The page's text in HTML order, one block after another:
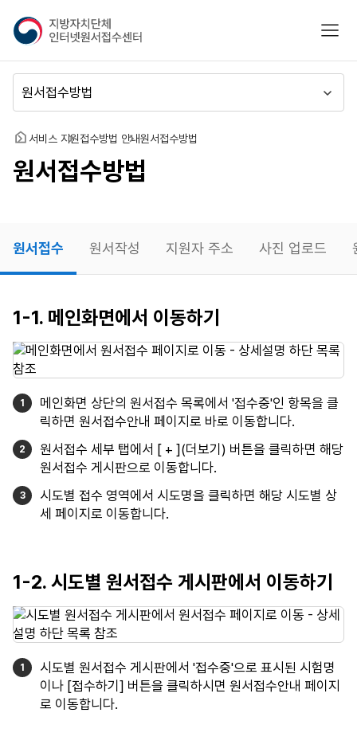
지
방
자
치
단
체
인
넷
원
수
센
터
모바
뉴
동
홈 서비스 지원접수방법 안내원서접수방법
원서접수방법
원서접수 원서작성 지원자 주소 사진 업로드
원서접수
1-1. 메인화면에서 이동하기
메인화면 상단의 원서접수 목록에서 '접수중'인 항목을 클
릭하면 원서접수안내 페이지로 바로 이동합니다.
원서접수 세부 탭에서 [ + ](더보기) 버튼을 클릭하면 해당
원서접수 게시판으로 이동합니다.
시도별 접수 영역에서 시도명을 클릭하면 해당 시도별 상
세 페이지로 이동합니다.
1-2. 시도별 원서접수 게시판에서 이동하기
시도별 원서접수 게시판에서 '접수중'으로 표시된 시험명
이나 [접수하기] 버튼을 클릭하시면 원서접수안내 페이지
로 이동합니다.